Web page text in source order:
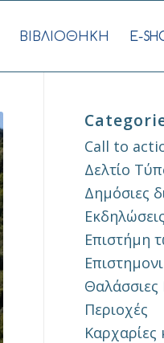
ΒΙΒΛΙΟΘΗΚΗ E-
Call to
Δελτίο
Δημόσιες
Εκδηλώσεις
Επιστήμη
Θαλάσσιες
Περιοχές
Καρχαρίες